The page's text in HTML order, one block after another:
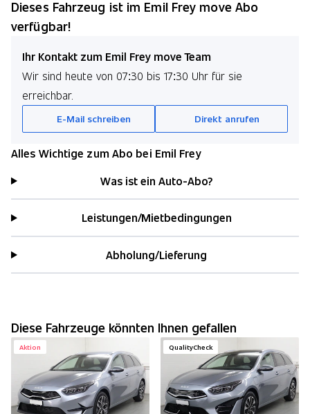
Dieses Fahrzeug ist im Emil Frey move Abo
verfügbar!
Ihr Kontakt zum Emil Frey move Team
Wir sind heute von 07:30 bis 17:30 Uhr für sie
erreichbar.
E-Mail schreiben Direkt anrufen
Alles Wichtige zum Abo bei Emil Frey
Was ist ein Auto-Abo?
Leistungen/Mietbedingungen
Abholung/Lieferung
Diese Fahrzeuge könnten Ihnen gefallen
Aktion QualityCheck